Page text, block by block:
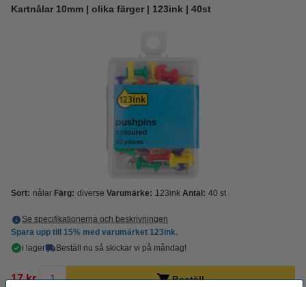
Kartnålar 10mm | olika färger | 123ink | 40st
Sort: nålar Färg: diverse Varumärke: 123ink Antal: 40 st
Se specifikationerna och beskrivningen
Spara upp till 15% med varumärket 123ink.
i lager
Beställ nu så skickar vi på måndag!
17 kr Beställ